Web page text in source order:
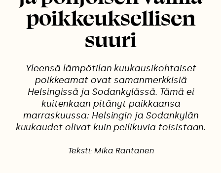
poikkeuksellisen
suuri
Yleensä lämpötilan kuukausikohtaiset
poikkeamat ovat samanmerkkisiä
Helsingissä ja Sodankylässä. Tämä ei
kuitenkaan pitänyt paikkaansa
marraskuussa: Helsingin ja Sodankylän
kuukaudet olivat kuin peilikuvia toisistaan.
Teksti: Mika Rantanen